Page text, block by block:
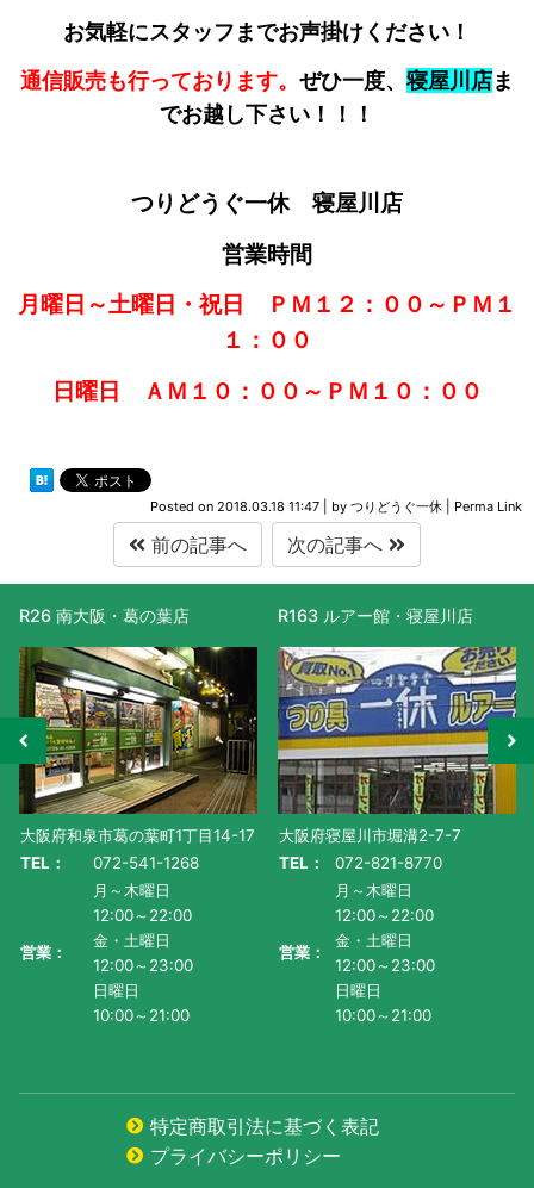
お気軽にスタッフまでお声掛けください！
通信販売も行っております。 ぜひ一度、寝屋川店ま
でお越し下さい！！！
つりどうぐ一休 寝屋川店
営業時間
月曜日～土曜日・祝日 ＰＭ１２：００～ＰＭ１
１：００
日曜日 ＡＭ１０：００～ＰＭ１０：００
Posted on 2018.03.18 11:47 by つりどうぐ一休 Perma Link
前の記事へ 次の記事へ
・葛の葉店
葛の葉町1丁目14-17
541-1268
～22:00
・土曜日
～23:00
～21:00
R163 ルアー館・寝屋川店
大阪府寝屋川市堀溝2-7-7
TEL：
072-821-8770
12:00～22:00
金・土曜日
12:00～23:00
10:00～21:00
R477 滋賀
滋賀県守山
TEL：
特定商取引法に基づく表記
プライバシーポリシー